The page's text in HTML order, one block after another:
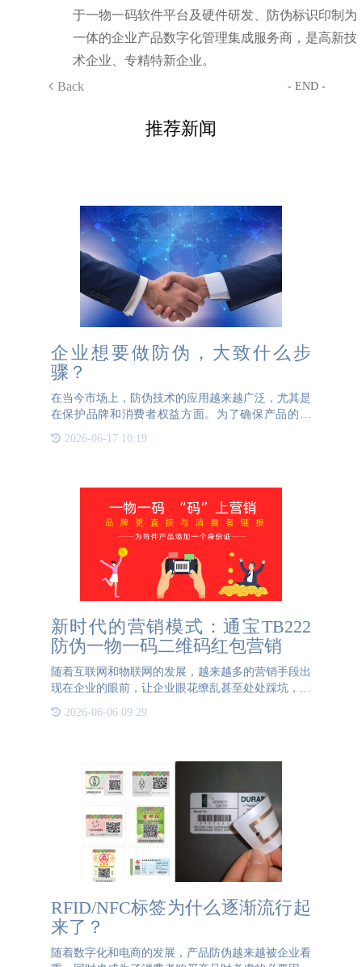
于一物一码软件平台及硬件研发、防伪标识印制为
一体的企业产品数字化管理集成服务商，是高新技
术企业、专精特新企业。
Back
- END -
推荐新闻
企业想要做防伪，大致什么步
骤？
在当今市场上，防伪技术的应用越来越广泛，尤其是
在保护品牌和消费者权益方面。为了确保产品的真
制作高质量的防伪标志。这篇文章我们来详细介绍一
2026-06-17 10:19
新时代的营销模式：通宝TB222
防伪一物一码二维码红包营销
随着互联网和物联网的发展，越来越多的营销手段出
现在企业的眼前，让企业眼花缭乱甚至处处踩坑，消
耗人力物力不说，品牌宣传营销的黄金时间也被浪
费。在网络如此发达的时代，如果还没有利用过互联
2026-06-06 09:29
RFID/NFC标签为什么逐渐流行起
来了？
随着数字化和电商的发展，产品防伪越来越被企业看